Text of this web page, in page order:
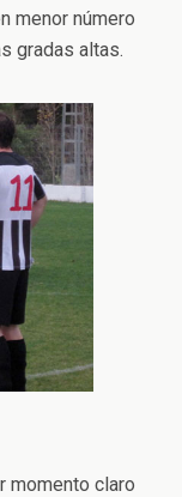
menor número
gradas altas.
momento claro